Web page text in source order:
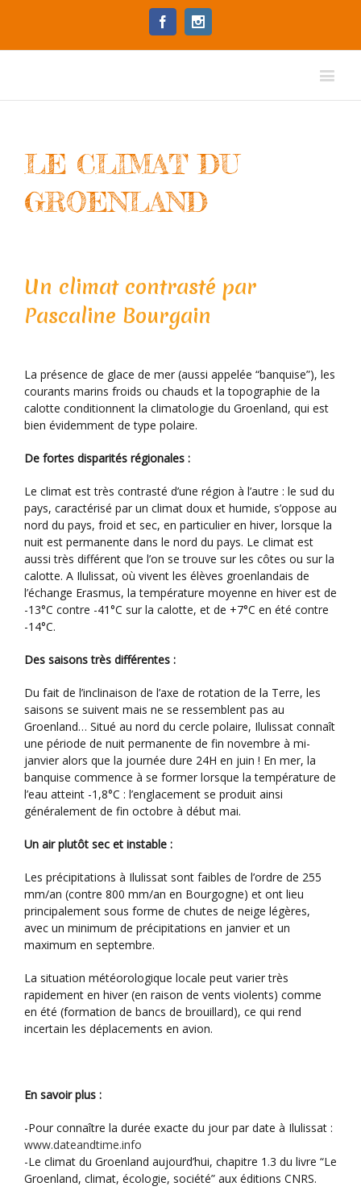
Facebook
LE CLIMAT DU
GROENLAND
Un climat contrasté par
Pascaline Bourgain
La présence de glace de mer (aussi appelée “banquise”), les
courants marins froids ou chauds et la topographie de la
calotte conditionnent la climatologie du Groenland, qui est
bien évidemment de type polaire.
De fortes disparités régionales :
Le climat est très contrasté d’une région à l’autre : le sud du
pays, caractérisé par un climat doux et humide, s’oppose au
nord du pays, froid et sec, en particulier en hiver, lorsque la
nuit est permanente dans le nord du pays. Le climat est
aussi très différent que l’on se trouve sur les côtes ou sur la
calotte. A Ilulissat, où vivent les élèves groenlandais de
l’échange Erasmus, la température moyenne en hiver est de
-13°C contre -41°C sur la calotte, et de +7°C en été contre
-14°C.
Des saisons très différentes :
Du fait de l’inclinaison de l’axe de rotation de la Terre, les
saisons se suivent mais ne se ressemblent pas au
Groenland… Situé au nord du cercle polaire, Ilulissat connaît
une période de nuit permanente de fin novembre à mi-
janvier alors que la journée dure 24H en juin ! En mer, la
banquise commence à se former lorsque la température de
l’eau atteint -1,8°C : l’englacement se produit ainsi
généralement de fin octobre à début mai.
Un air plutôt sec et instable :
Les précipitations à Ilulissat sont faibles de l’ordre de 255
mm/an (contre 800 mm/an en Bourgogne) et ont lieu
principalement sous forme de chutes de neige légères,
avec un minimum de précipitations en janvier et un
maximum en septembre.
La situation météorologique locale peut varier très
rapidement en hiver (en raison de vents violents) comme
en été (formation de bancs de brouillard), ce qui rend
incertain les déplacements en avion.
En savoir plus :
-Pour connaître la durée exacte du jour par date à Ilulissat :
www.dateandtime.info
-Le climat du Groenland aujourd’hui, chapitre 1.3 du livre “Le
Groenland, climat, écologie, société” aux éditions CNRS.